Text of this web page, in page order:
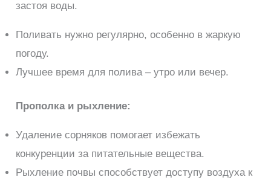
застоя воды.
Поливать нужно регулярно, особенно в жаркую
погоду.
Лучшее время для полива – утро или вечер.
Прополка и рыхление:
Удаление сорняков помогает избежать
конкуренции за питательные вещества.
Рыхление почвы способствует доступу воздуха к